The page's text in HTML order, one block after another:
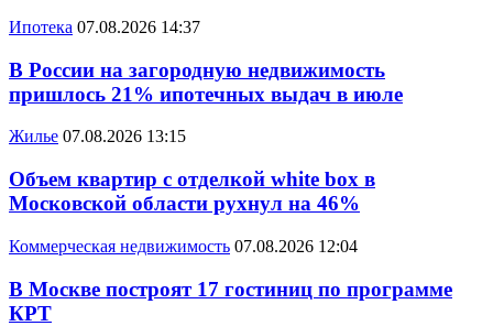
Ипотека 07.08.2026 14:37
В России на загородную недвижимость
пришлось 21% ипотечных выдач в июле
Жилье 07.08.2026 13:15
Объем квартир с отделкой white box в
Московской области рухнул на 46%
Коммерческая недвижимость 07.08.2026 12:04
В Москве построят 17 гостиниц по программе
КРТ